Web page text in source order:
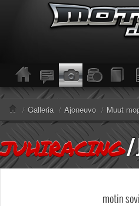
ETUSIVU
Moottoripyörät
Kevytmoottoripyörät
Mopot
Enduro/MX
KESKUSTELU
Haku
/ Galleria / Ajoneuvo / Muut
JUHIRACING/
motin